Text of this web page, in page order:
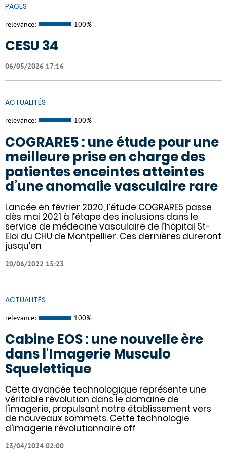
PAGES
relevance: 100%
CESU 34
06/05/2026 17:16
ACTUALITÉS
relevance: 100%
COGRARE5 : une étude pour une
meilleure prise en charge des
patientes enceintes atteintes
d’une anomalie vasculaire rare
Lancée en février 2020, l’étude COGRARE5 passe
dès mai 2021 à l’étape des inclusions dans le
service de médecine vasculaire de l’hôpital St-
Eloi du CHU de Montpellier. Ces dernières dureront
jusqu’en
20/06/2022 15:23
ACTUALITÉS
relevance: 100%
Cabine EOS : une nouvelle ère
dans l'Imagerie Musculo
Squelettique
Cette avancée technologique représente une
véritable révolution dans le domaine de
l'imagerie, propulsant notre établissement vers
de nouveaux sommets. Cette technologie
d'imagerie révolutionnaire off
23/04/2024 02:00